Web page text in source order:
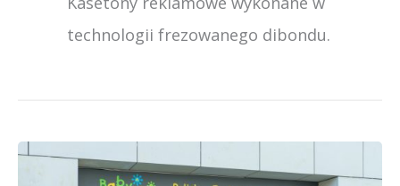
technologii frezowanego dibondu.
BABY
ENGLISH
ACADEMY